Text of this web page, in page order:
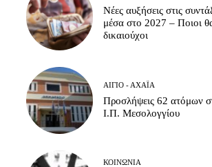
Νέες αυξήσεις στις
μέσα στο 2027 – Ποιοι θα
δικαιούχοι
ΑΊΓΙΟ - ΑΧΑΪ́Α
Προσλήψεις 62 ατόμων
Ι.Π. Μεσολογγίου
ΚΟΙΝΩΝΊΑ